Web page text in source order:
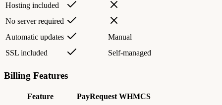
Hosting included
No server required
Automatic updates
Manual
SSL included
Self-managed
Billing Features
Feature PayRequest WHMCS